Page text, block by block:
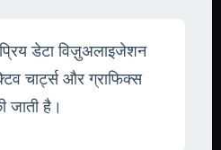
डेटा विज़ुअलाइजेशन
चार्ट्स और ग्राफिक्स
जाती है।